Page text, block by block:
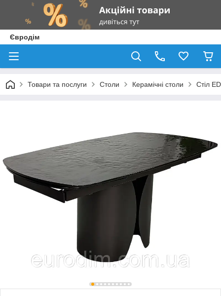
Євродім
Товари та послуги Столи Керамічні столи Стіл